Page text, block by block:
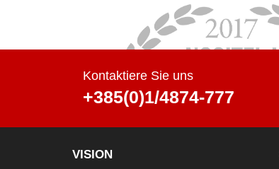
Kontaktiere Sie uns
+385(0)1/4874-777
VISION